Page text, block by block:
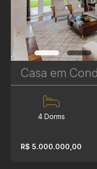
4 Dorms
R$ 5.000.000,00